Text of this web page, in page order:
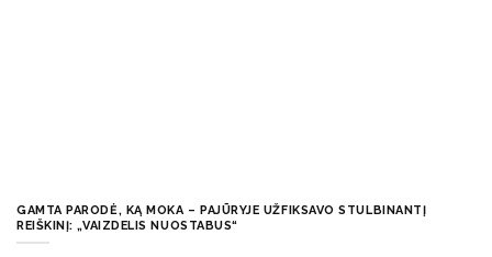
GAMTA PARODĖ, KĄ MOKA – PAJŪRYJE UŽFIKSAVO STULBINANTĮ
REIŠKINĮ: „VAIZDELIS NUOSTABUS“